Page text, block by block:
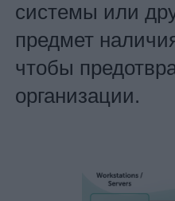
системы или
предмет
чтобы
организации.